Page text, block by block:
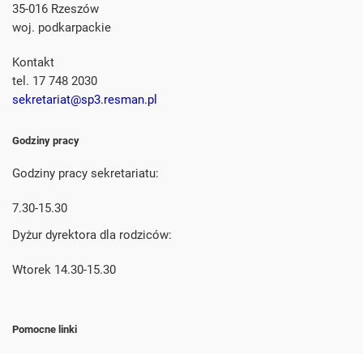
35-016 Rzeszów
woj. podkarpackie
Kontakt
tel. 17 748 2030
sekretariat@sp3.resman.pl
Godziny pracy
Godziny pracy sekretariatu:
7.30-15.30
Dyżur dyrektora dla rodziców:
Wtorek 14.30-15.30
Pomocne linki